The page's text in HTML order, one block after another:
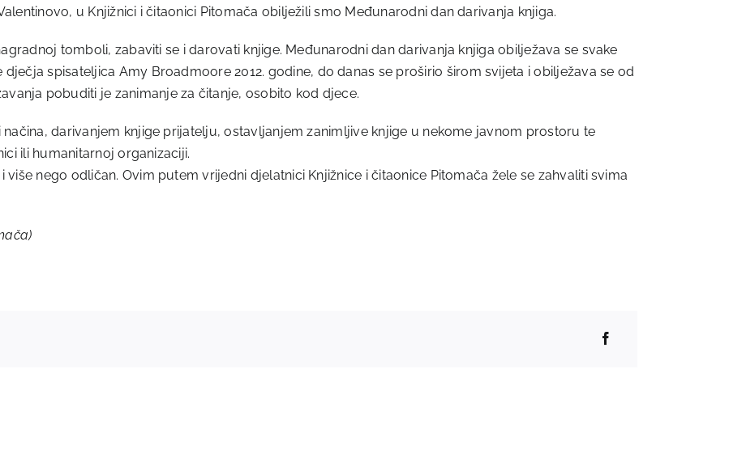
u Knjižnici i čitaonici Pitomača obilježili smo Međunarodni dan darivanja knjiga.
tomboli, zabaviti se i darovati knjige. Međunarodni dan darivanja knjiga obilježava se svake
dječja spisateljica Amy Broadmoore 2012. godine, do danas se proširio širom svijeta i obilježava se od
pobuditi je zanimanje za čitanje, osobito kod djece.
darivanjem knjige prijatelju, ostavljanjem zanimljive knjige u nekome javnom prostoru te
ili humanitarnoj organizaciji.
nego odličan. Ovim putem vrijedni djelatnici Knjižnice i čitaonice Pitomača žele se zahvaliti svima